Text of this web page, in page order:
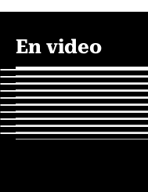
En video